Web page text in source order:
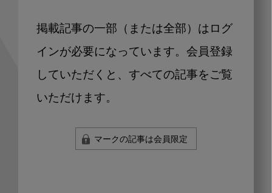
掲載記事の一部（または全部）はログ
インが必要になっています。会員登録
していただくと、すべての記事をご覧
いただけます。
マークの記事は会員限定